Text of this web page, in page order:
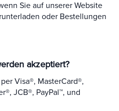
Sie auf unserer Website
oder Bestellungen
akzeptiert?
Visa®, MasterCard®,
JCB®, PayPal™, und